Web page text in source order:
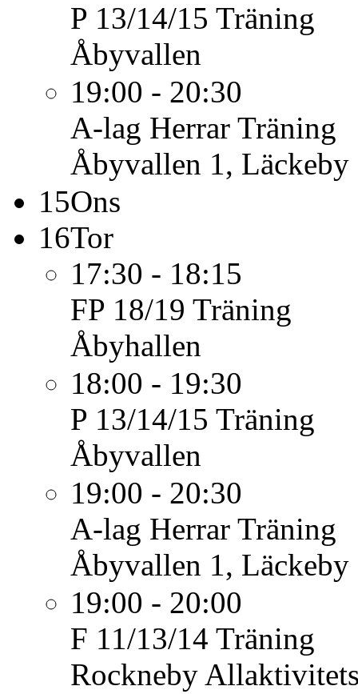
P 13/14/15 Träning
Åbyvallen
19:00 - 20:30
A-lag Herrar Träning
Åbyvallen 1, Läckeby
15Ons
16Tor
17:30 - 18:15
FP 18/19 Träning
Åbyhallen
18:00 - 19:30
P 13/14/15 Träning
Åbyvallen
19:00 - 20:30
A-lag Herrar Träning
Åbyvallen 1, Läckeby
19:00 - 20:00
F 11/13/14 Träning
Rockneby